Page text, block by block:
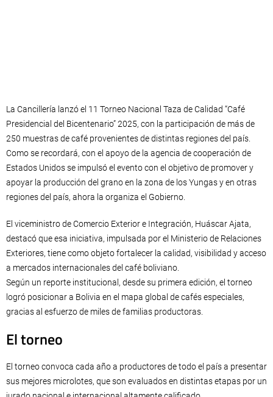
La Cancillería lanzó el 11 Torneo Nacional Taza de Calidad “Café
Presidencial del Bicentenario” 2025, con la participación de más de
250 muestras de café provenientes de distintas regiones del país.
Como se recordará, con el apoyo de la agencia de cooperación de
Estados Unidos se impulsó el evento con el objetivo de promover y
apoyar la producción del grano en la zona de los Yungas y en otras
regiones del país, ahora la organiza el Gobierno.
El viceministro de Comercio Exterior e Integración, Huáscar Ajata,
destacó que esa iniciativa, impulsada por el Ministerio de Relaciones
Exteriores, tiene como objeto fortalecer la calidad, visibilidad y acceso
a mercados internacionales del café boliviano.
Según un reporte institucional, desde su primera edición, el torneo
logró posicionar a Bolivia en el mapa global de cafés especiales,
gracias al esfuerzo de miles de familias productoras.
El torneo
El torneo convoca cada año a productores de todo el país a presentar
sus mejores microlotes, que son evaluados en distintas etapas por un